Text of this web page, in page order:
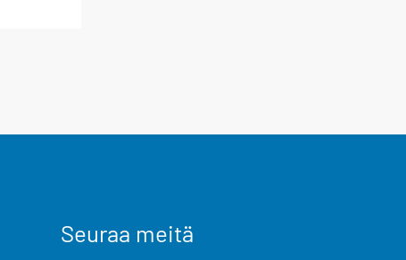
Seuraa meitä